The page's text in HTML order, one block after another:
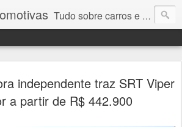
Tudo sobre carros e motores
independente traz SRT Viper
a partir de R$ 442.900